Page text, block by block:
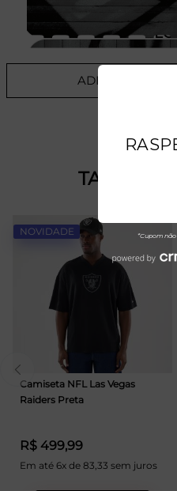
SITE, CONSULTE A
ADICIONAR A
TALVEZ
NOVIDADE
Camiseta NFL Las Vegas
Raiders Preta
R$ 499,99
Em até 6x de 83,33 sem juros